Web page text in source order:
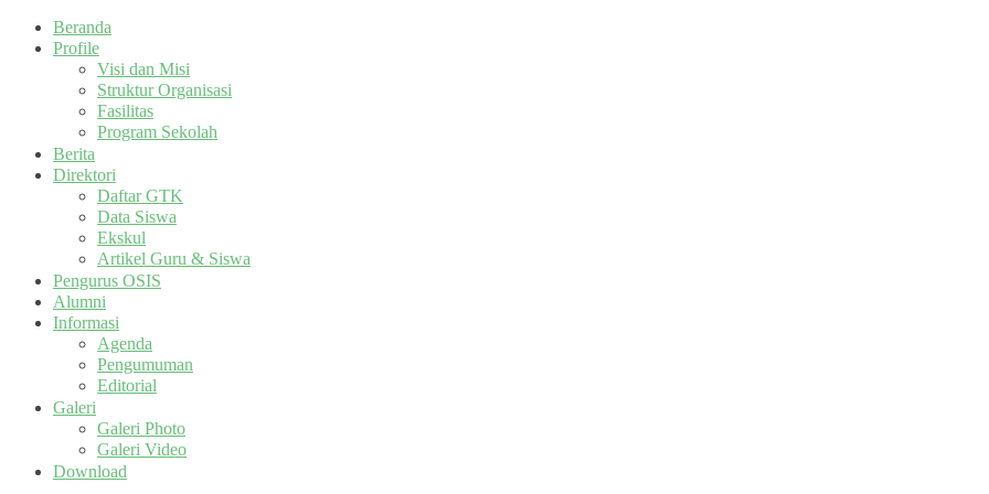
Beranda
Profile
Visi dan Misi
Struktur Organisasi
Fasilitas
Program Sekolah
Berita
Direktori
Daftar GTK
Data Siswa
Ekskul
Artikel Guru & Siswa
Pengurus OSIS
Alumni
Informasi
Agenda
Pengumuman
Editorial
Galeri
Galeri Photo
Galeri Video
Download